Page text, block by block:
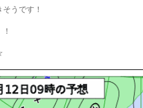
うです！